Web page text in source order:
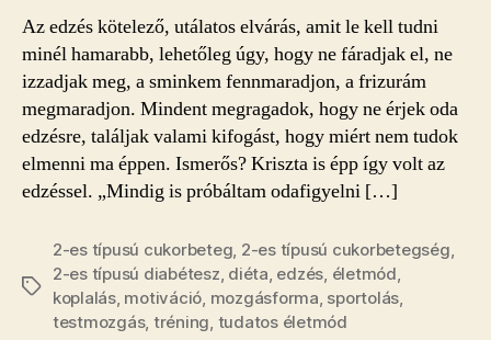
bejegyzéshez
Az edzés kötelező, utálatos elvárás, amit le kell tudni
minél hamarabb, lehetőleg úgy, hogy ne fáradjak el, ne
izzadjak meg, a sminkem fennmaradjon, a frizurám
megmaradjon. Mindent megragadok, hogy ne érjek oda
edzésre, találjak valami kifogást, hogy miért nem tudok
elmenni ma éppen. Ismerős? Kriszta is épp így volt az
edzéssel. „Mindig is próbáltam odafigyelni […]
Címkék
2-es típusú cukorbeteg, 2-es típusú cukorbetegség,
2-es típusú diabétesz, diéta, edzés, életmód,
koplalás, motiváció, mozgásforma, sportolás,
testmozgás, tréning, tudatos életmód